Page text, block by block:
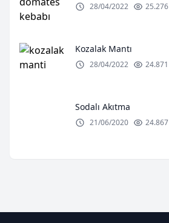
28/04/2022 25.276
Kozalak Mantı
28/04/2022 24.871
Sodalı Akıtma
21/06/2020 24.867